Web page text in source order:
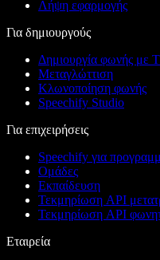
Λήψη εφαρμογής
Για δημιουργούς
Δημιουργία φωνής με
Μεταγλώττιση
Κλωνοποίηση φωνής
Speechify Studio
Για επιχειρήσεις
Speechify για
Ομάδες
Εκπαίδευση
Τεκμηρίωση API
Τεκμηρίωση API
Εταιρεία